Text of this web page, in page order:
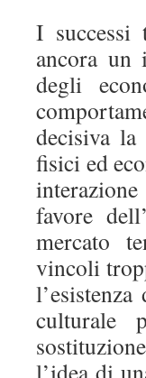
I successi
ancora un
degli
decisiva
fisici ed
favore
mercato
vincoli
culturale
l’idea di